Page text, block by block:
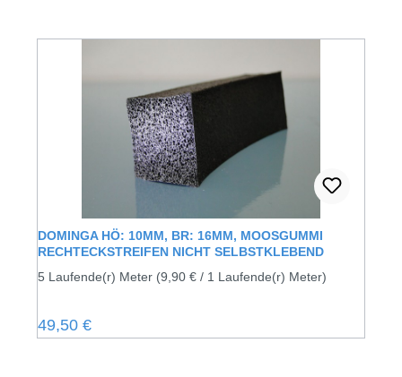
DOMINGA HÖ: 10MM, BR: 16MM, MOOSGUMMI
RECHTECKSTREIFEN NICHT SELBSTKLEBEND
5 Laufende(r) Meter (9,90 € / 1 Laufende(r) Meter)
Regulärer Preis:
49,50 €